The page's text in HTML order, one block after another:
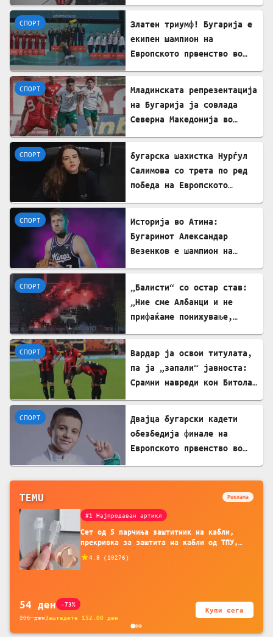
СПОРТ
Златен триумф! Бугарија е
екипен шампион на
Европското првенство во
СПОРТ
Младинската репрезентација
на Бугарија ја совлада
Северна Македонија во
СПОРТ
бугарска шахистка Нурѓул
Салимова со трета по ред
победа на Европското
СПОРТ
Историја во Атина:
Бугаринот Александар
Везенков е шампион на
СПОРТ
„Балисти“ со остар став:
„Ние сме Албанци и не
прифаќаме понижување,
СПОРТ
Вардар ја освои титулата,
па ја „запали“ јавноста:
Срамни навреди кон Битола
СПОРТ
Двајца бугарски кадети
обезбедија финале на
Европското првенство во
TEMU Реклама
#1 Најпродаван артикл
Сет од 5 парчиња заштитник на кабли,
прекривка за заштита на кабли од ТПУ,
батерија, за мобилни телефони, комплет
4.8 ( 10276)
54 ден -73%
206денЗаштедете 152.00 ден
Купи сега